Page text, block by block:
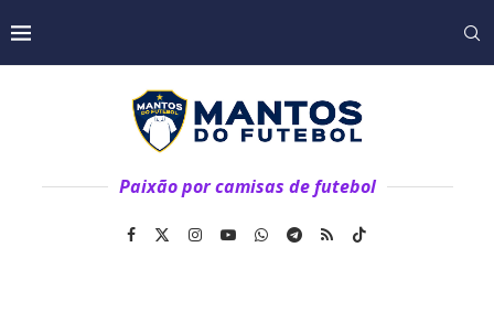
Paixão por camisas de futebol